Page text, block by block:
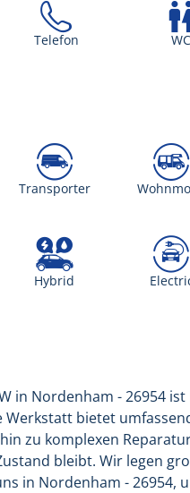
Telefon WC
Transporter
Hybrid
in Nordenham - 26954
bietet
zu komplexen
bleibt. Wir legen
in Nordenham - 26954,